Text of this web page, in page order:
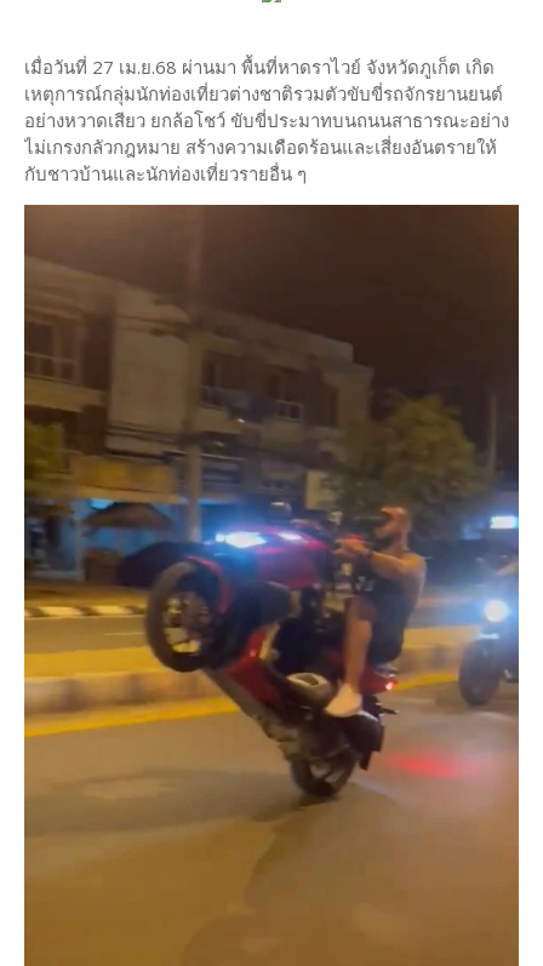
เมื่อวันที่ 27 เม.ย.68 ผ่านมา พื้นที่หาดราไวย์ จังหวัดภูเก็ต เกิด
เหตุการณ์กลุ่มนักท่องเที่ยวต่างชาติรวมตัวขับขี่รถจักรยานยนต์
อย่างหวาดเสียว ยกล้อโชว์ ขับขี่ประมาทบนถนนสาธารณะอย่าง
ไม่เกรงกลัวกฎหมาย สร้างความเดือดร้อนและเสี่ยงอันตรายให้
กับชาวบ้านและนักท่องเที่ยวรายอื่น ๆ